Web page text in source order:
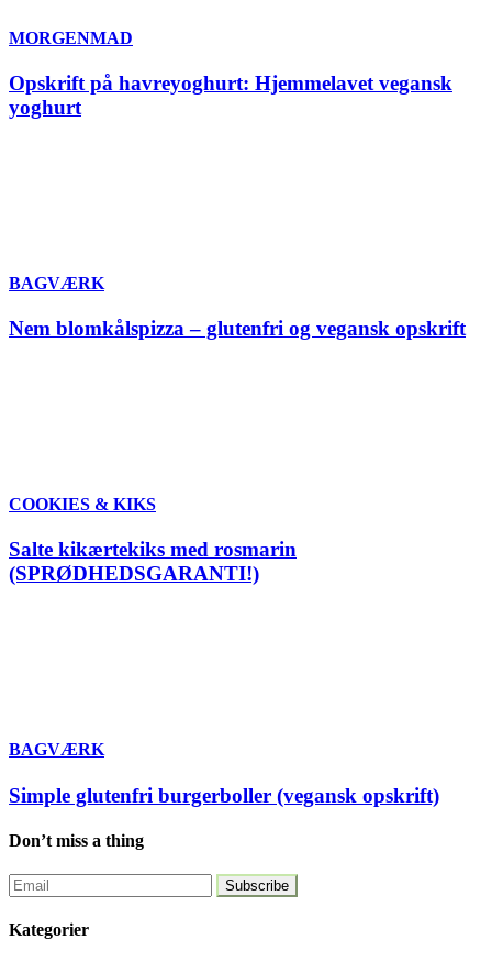
MORGENMAD
Opskrift på havreyoghurt: Hjemmelavet vegansk
yoghurt
BAGVÆRK
Nem blomkålspizza – glutenfri og vegansk opskrift
COOKIES & KIKS
Salte kikærtekiks med rosmarin
(SPRØDHEDSGARANTI!)
BAGVÆRK
Simple glutenfri burgerboller (vegansk opskrift)
Don’t miss a thing
Kategorier